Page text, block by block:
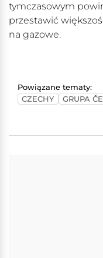
tymczasowym
przestawić
na gazowe.
Powiązane tematy:
CZECHY
GRUPA